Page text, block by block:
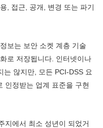
, 접근, 공개, 변경 또는 파기
보는 보안 소켓 계층 기술
로 저장됩니다. 인터넷이나
는 않지만, 모든 PCI-DSS 요
인정받는 업계 표준을 구현
지에서 최소 성년이 되었거